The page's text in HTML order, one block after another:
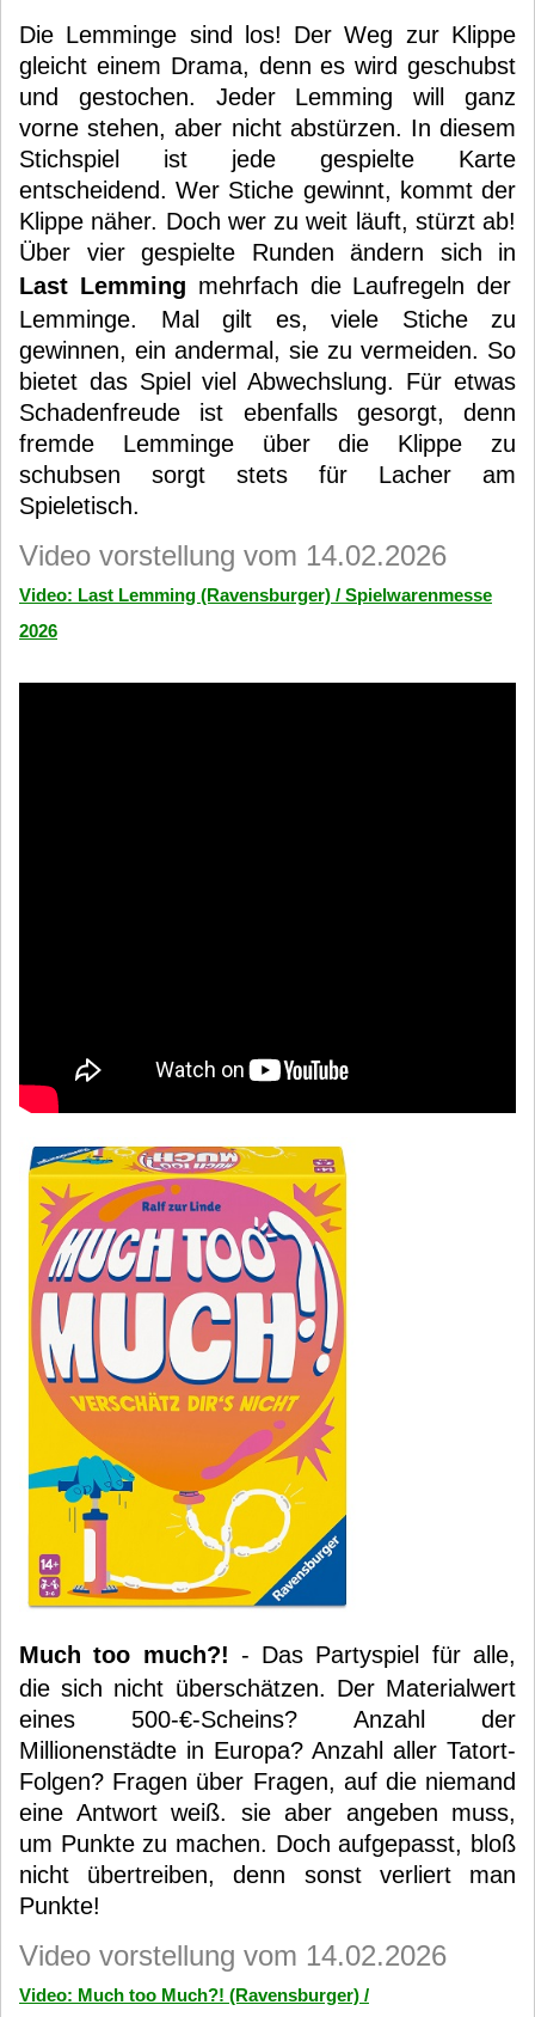
Die Lemminge sind los! Der Weg zur Klippe
gleicht einem Drama, denn es wird geschubst
und gestochen. Jeder Lemming will ganz
vorne stehen, aber nicht abstürzen. In diesem
Stichspiel ist jede gespielte Karte
entscheidend. Wer Stiche gewinnt, kommt der
Klippe näher. Doch wer zu weit läuft, stürzt ab!
Über vier gespielte Runden ändern sich in
Last Lemming mehrfach die Laufregeln der
Lemminge. Mal gilt es, viele Stiche zu
gewinnen, ein andermal, sie zu vermeiden. So
bietet das Spiel viel Abwechslung. Für etwas
Schadenfreude ist ebenfalls gesorgt, denn
fremde Lemminge über die Klippe zu
schubsen sorgt stets für Lacher am
Spieletisch.
Video vorstellung vom 14.02.2026
Video: Last Lemming (Ravensburger) / Spielwarenmesse
2026
Much too much?! - Das Partyspiel für alle,
die sich nicht überschätzen. Der Materialwert
eines 500-€-Scheins? Anzahl der
Millionenstädte in Europa? Anzahl aller Tatort-
Folgen? Fragen über Fragen, auf die niemand
eine Antwort weiß. sie aber angeben muss,
um Punkte zu machen. Doch aufgepasst, bloß
nicht übertreiben, denn sonst verliert man
Punkte!
Video vorstellung vom 14.02.2026
Video: Much too Much?! (Ravensburger) /